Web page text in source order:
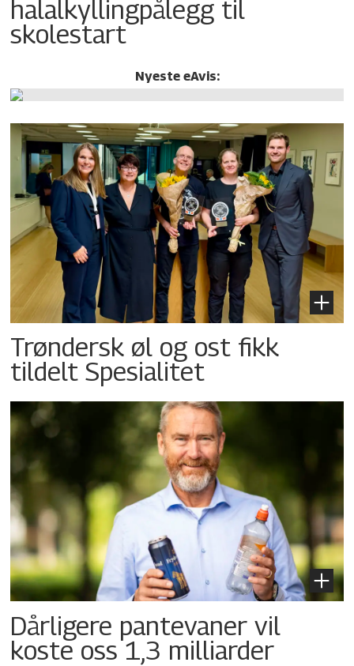
halalkylling­pålegg til
skolestart
Nyeste eAvis:
Trøndersk øl og ost fikk
tildelt Spesialitet
Dårligere pantevaner vil
koste oss 1,3 milliarder